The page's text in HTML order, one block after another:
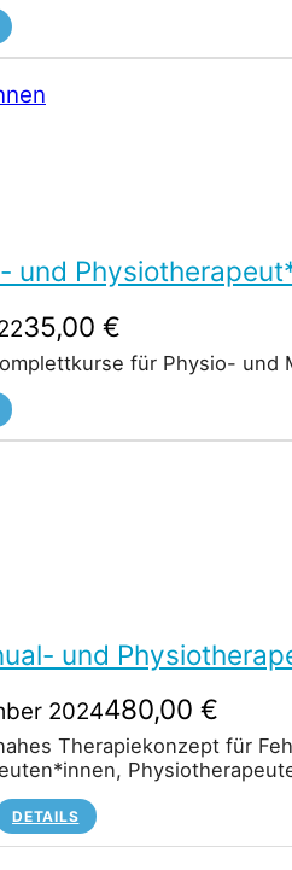
und
35,00 €
für Physio- und
und
2024480,00 €
Therapiekonzept für
DETAILS